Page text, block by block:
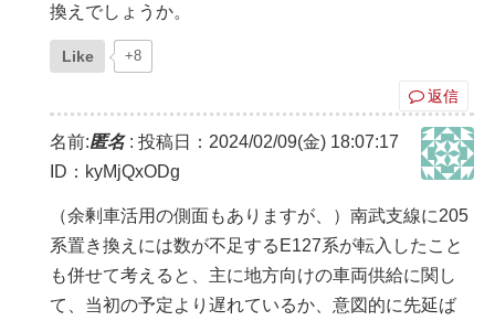
換えでしょうか。
Like +8
返信
名前:匿名: 投稿日：2024/02/09(金) 18:07:17
ID：kyMjQxODg
（余剰車活用の側面もありますが、）南武支線に205
系置き換えには数が不足するE127系が転入したこと
も併せて考えると、主に地方向けの車両供給に関し
て、当初の予定より遅れているか、意図的に先延ば